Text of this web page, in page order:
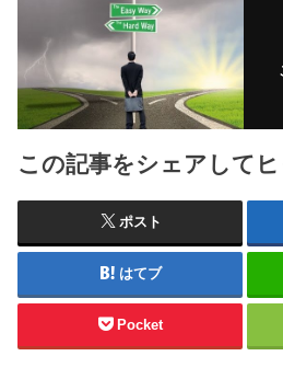
この記事をシェアして
ポスト
はてブ
Pocket